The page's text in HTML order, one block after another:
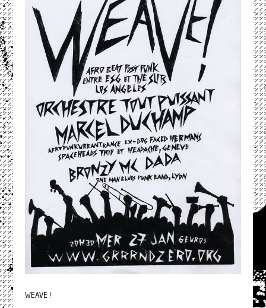
WEAVE !